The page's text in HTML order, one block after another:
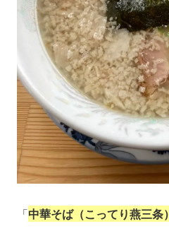
「中華そば（こってり燕三条）